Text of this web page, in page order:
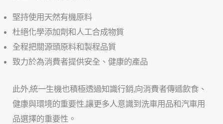
堅持使用天然有機原料
杜絕化學添加劑和人工合成物質
全程把關源頭原料和製程品質
致力於為消費者提供安全、健康的產品
此外,統一生機也積極透過知識行銷,向消費者傳遞飲食、
健康與環境的重要性,讓更多人意識到洗車用品和汽車用
品選擇的重要性。